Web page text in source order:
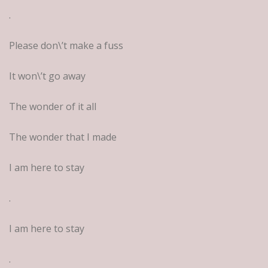
.
Please don\’t make a fuss
It won\’t go away
The wonder of it all
The wonder that I made
I am here to stay
.
I am here to stay
.